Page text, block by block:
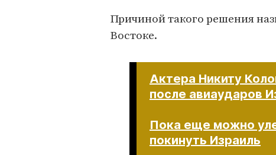
Причиной такого решения
Востоке.
Актера Никиту
после авиаударов
Пока еще можно
покинуть Израиль